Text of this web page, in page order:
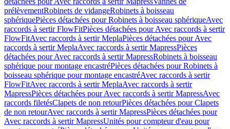
prélèvementRobinets de vidangeRobinets à boisseau
sphériquePièces détachées pour Robinets à boisseau sphériqueAvec
raccords à sertir FlowFitPièces détachées pour Avec raccords à sertir
FlowFitAvec raccords à sertir MeplaPièces détachées pour Avec
raccords à sertir MeplaAvec raccords à sertir MapressPièces
détachées pour Avec raccords à sertir MapressRobinets à boisseau
sphérique pour montage encastréPièces détachées pour Robinets à
boisseau sphérique pour montage encastréAvec raccords à sertir
FlowFitAvec raccords à sertir MeplaAvec raccords à sertir
MapressPièces détachées pour Avec raccords à sertir MapressAvec
raccords filetésClapets de non retourPièces détachées pour Clapets
de non retourAvec raccords à sertir MapressPièces détachées pour
Avec raccords à sertir MapressUnités pour compteur d'eau pour